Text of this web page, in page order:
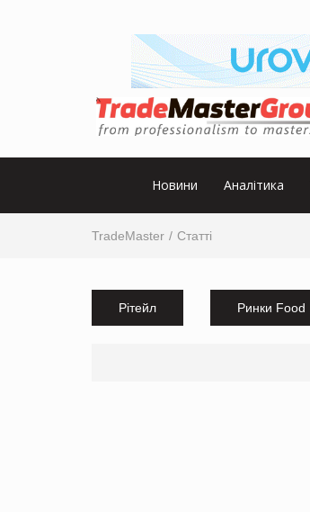
Новини Аналітика
TradeMaster Статті
Рітейл Ринки Food